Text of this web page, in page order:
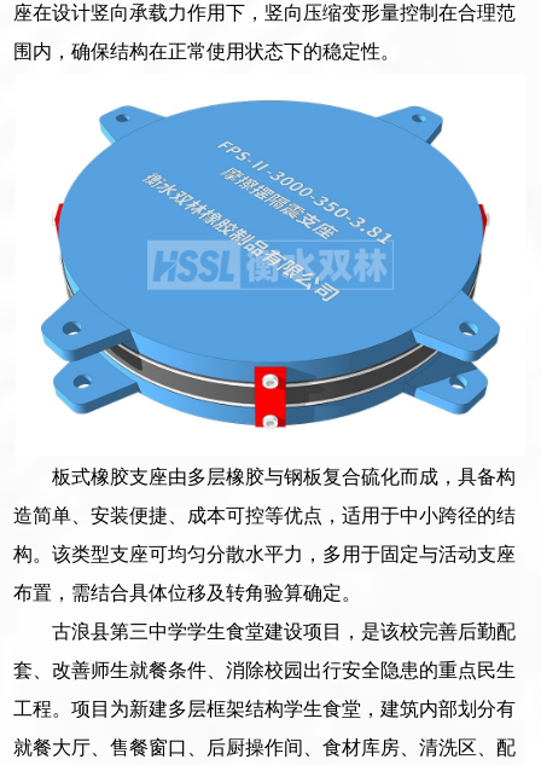
座在设计竖向承载力作用下，竖向压缩变形量控制在合理范
围内，确保结构在正常使用状态下的稳定性。
板式橡胶支座由多层橡胶与钢板复合硫化而成，具备构
造简单、安装便捷、成本可控等优点，适用于中小跨径的结
构。该类型支座可均匀分散水平力，多用于固定与活动支座
布置，需结合具体位移及转角验算确定。
古浪县第三中学学生食堂建设项目，是该校完善后勤配
套、改善师生就餐条件、消除校园出行安全隐患的重点民生
工程。项目为新建多层框架结构学生食堂，建筑内部划分有
就餐大厅、售餐窗口、后厨操作间、食材库房、清洗区、配